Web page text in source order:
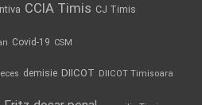
CCIA Timis CJ Timis
Covid-19 CSM
demisie DIICOT DIICOT Timisoara